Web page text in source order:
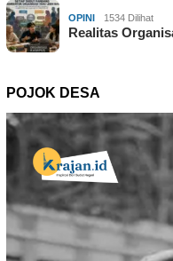
OPINI 1534 Dilihat
Realitas
POJOK DESA